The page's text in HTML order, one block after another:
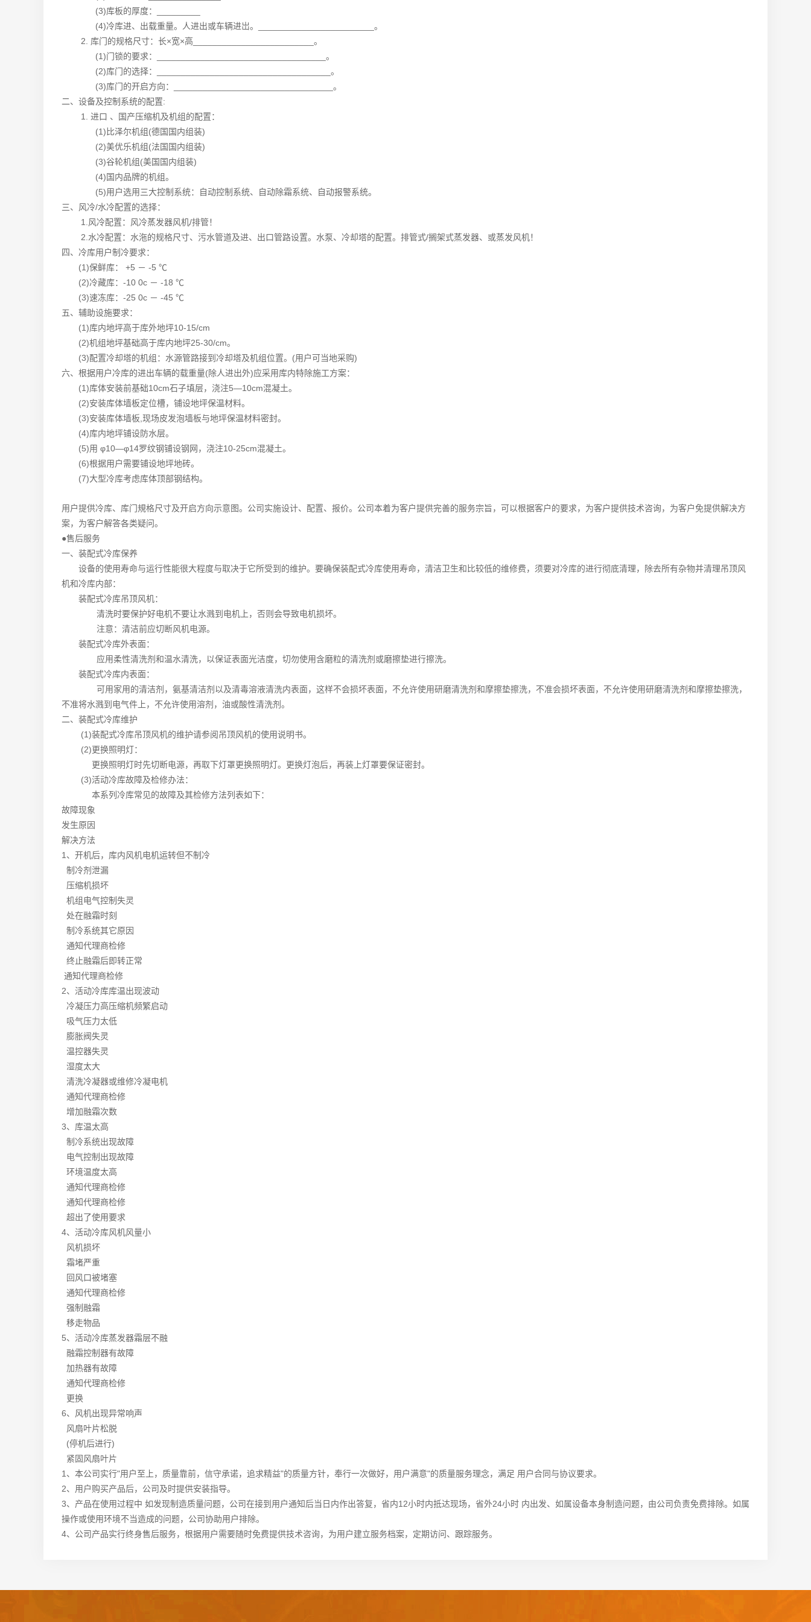
(3)库板的厚度：_________
(4)冷库进、出载重量。人进出或车辆进岀。________________________。
2. 库门的规格尺寸：长×宽×高_________________________。
(1)门锁的要求：___________________________________。
(2)库门的选择：____________________________________。
(3)库门的开启方向：_________________________________。
二、设备及控制系统的配置:
1. 进口 、国产压缩机及机组的配置：
(1)比泽尔机组(德国国内组装)
(2)美优乐机组(法国国内组装)
(3)谷轮机组(美国国内组装)
(4)国内品牌的机组。
(5)用户选用三大控制系统：自动控制系统、自动除霜系统、自动报警系统。
三、风冷/水冷配置的选择：
1.风冷配置：风冷蒸发器风机/排管！
2.水冷配置：水沲的规格尺寸、污水管道及进、出口管路设置。水泵、冷却塔的配置。排管式/搁架式蒸发器、或蒸发风机！
四、冷库用户制冷要求：
(1)保鲜库： +5 － -5 ℃
(2)冷藏库：-10 0c － -18 ℃
(3)速冻库：-25 0c － -45 ℃
五、辅助设施要求：
(1)库内地坪高于库外地坪10-15/cm
(2)机组地坪基础高于库内地坪25-30/cm。
(3)配置冷却塔的机组：水源管路接到冷却塔及机组位置。(用户可当地采购)
六、根据用户冷库的进出车辆的载重量(除人进出外)应采用库内特除施工方案：
(1)库体安装前基础10cm石子填层，浇注5—10cm混凝土。
(2)安装库体墙板定位槽，铺设地坪保温材料。
(3)安装库体墙板,现场皮发泡墙板与地坪保温材料密封。
(4)库内地坪铺设防水层。
(5)用 φ10—φ14罗纹钢铺设钢网，浇注10-25cm混凝土。
(6)根据用户需要铺设地坪地砖。
(7)大型冷库考虑库体顶部钢结构。
用户提供冷库、库门規格尺寸及开启方向示意图。公司实施设计、配置、报价。公司本着为客户提供完善的服务宗旨，可以根据客户的要求，为客户提供技术咨询，为客户免提供解决方
案，为客户解答各类疑问。
●售后服务
一、装配式冷库保养
设备的使用寿命与运行性能很大程度与取决于它所受到的维护。要确保装配式冷库使用寿命，清洁卫生和比较低的维修费，须要对冷库的进行彻底清理，除去所有杂物并清理吊顶风
机和冷库内部：
装配式冷库吊顶风机：
清洗时要保护好电机不要让水溅到电机上，否则会导致电机损坏。
注意：清洁前应切断风机电源。
装配式冷库外表面：
应用柔性清洗剂和温水清洗，以保证表面光洁度，切勿使用含磨粒的清洗剂或磨擦垫进行擦洗。
装配式冷库内表面：
可用家用的清洁剂，氨基清洁剂以及清毒溶液清洗内表面，这样不会损坏表面，不允许使用研磨清洗剂和摩擦垫擦洗，不准会损坏表面，不允许使用研磨清洗剂和摩擦垫擦洗，
不准将水溅到电气件上，不允许使用溶剂，油或酸性清洗剂。
二、装配式冷库维护
(1)装配式冷库吊顶风机的维护请参阅吊顶风机的使用说明书。
(2)更换照明灯：
更换照明灯时先切断电源，再取下灯罩更换照明灯。更换灯泡后，再装上灯罩要保证密封。
(3)活动冷库故障及检修办法：
本系列冷库常见的故障及其检修方法列表如下：
故障现象
发生原因
解决方法
1、 开机后，库内风机电机运转但不制冷
制冷剂泄漏
压缩机损坏
机组电气控制失灵
处在融霜时刻
制冷系统其它原因
通知代理商检修
终止融霜后即转正常
通知代理商检修
2、 活动冷库库温出现波动
冷凝压力高压缩机频繁启动
吸气压力太低
膨胀阀失灵
温控器失灵
湿度太大
清洗冷凝器或维修冷凝电机
通知代理商检修
增加融霜次数
3、 库温太高
制冷系统出现故障
电气控制出现故障
环境温度太高
通知代理商检修
通知代理商检修
超出了使用要求
4、 活动冷库风机风量小
风机损坏
霜堵严重
回风口被堵塞
通知代理商检修
强制融霜
移走物品
5、 活动冷库蒸发器霜层不融
融霜控制器有故障
加热器有故障
通知代理商检修
更换
6、 风机出现异常响声
风扇叶片松脱
(停机后进行)
紧固风扇叶片
1、本公司实行"用户至上，质量靠前，信守承诺，追求精益"的质量方针，奉行一次做好，用户满意"的质量服务理念，满足 用户合同与协议要求。
2、用户购买产品后，公司及时提供安装指导。
3、产品在使用过程中 如发现制造质量问题，公司在接到用户通知后当日内作出答复，省内12小时内抵达现场，省外24小时 内出发、如属设备本身制造问题，由公司负责免费排除。如属
操作或使用环境不当造成的问题，公司协助用户排除。
4、公司产品实行终身售后服务，根据用户需要随时免费提供技术咨询，为用户建立服务档案，定期访问、跟踪服务。